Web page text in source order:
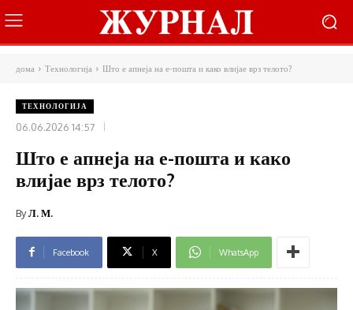
дома Технологија Што е апнеја на е-пошта и како влијае врз телото?
ТЕХНОЛОГИЈА
06.06.2026 14:57
Што е апнеја на е-пошта и како
влијае врз телото?
ByЛ. М.
Facebook X WhatsApp